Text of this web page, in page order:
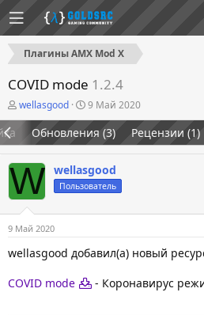
Плагины AMX Mod X
COVID mode 1.2.4
А
о
т
е
м
wellasgood
Д
т
а
а
ч
а
а
9 Май 2020
Обновления (3) Рецензии (1)
W wellasgood
Пользователь
9 Май 2020
wellasgood добавил(а) новый
COVID mode
- Коронавирус